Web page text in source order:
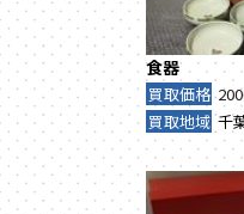
食器
買取価格
買取地域 千